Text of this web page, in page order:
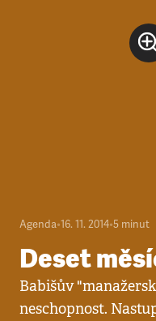
Agenda•16. 11. 2014•5 minut
Deset
Babišův
neschopnost.